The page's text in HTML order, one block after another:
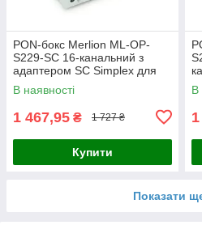
PON-бокс Merlion ML-OP-
S229-SC 16-канальний з
адаптером SC Simplex для
оптичних мереж FTTH,
ABS+PC, IP65
В наявності
1 467,95 ₴ 1 727 ₴
Купити
В
Показати